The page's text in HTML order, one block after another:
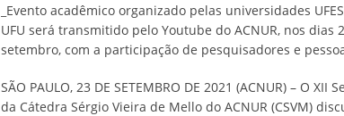
_Evento acadêmico organizado pelas universidades
UFU será transmitido pelo Youtube do ACNUR, nos dias
setembro, com a participação de pesquisadores e
SÃO PAULO, 23 DE SETEMBRO DE 2021 (ACNUR) – O XII
da Cátedra Sérgio Vieira de Mello do ACNUR (CSVM)